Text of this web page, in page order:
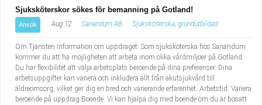
Sjuksköterskor sökes för bemanning på Gotland!
Ansök Aug 12 Sanandum AB Sjuksköterska, grundutbildad
Om Tjänsten Information om uppdraget: Som sjuksköterska hos Sanandum
kommer du att ha möjligheten att arbeta inom olika vårdmiljöer på Gotland.
Du har flexibilitet att välja arbetsplats beroende på dina preferenser. Dina
arbetsuppgifter kan variera och inkludera allt från akutsjukvård till
äldreomsorg, vilket ger dig en bred och varierande erfarenhet. Arbetstid: Variera
beroende på uppdrag Boende: Vi kan hjälpa dig med boende om du är bosatt